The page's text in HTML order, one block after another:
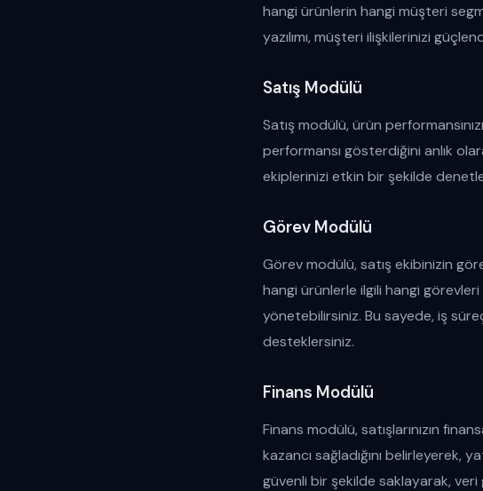
hangi ürünlerin hangi müşteri
yazılımı, müşteri ilişkilerinizi
Satış Modülü
Satış modülü, ürün
performansı gösterdiğini anlık
ekiplerinizi etkin bir şekilde
Görev Modülü
Görev modülü, satış ekibinizin
hangi ürünlerle ilgili hangi
yönetebilirsiniz. Bu sayede, iş
desteklersiniz.
Finans Modülü
Finans modülü, satışlarınızın
kazancı sağladığını belirleyerek,
güvenli bir şekilde saklayarak, veri